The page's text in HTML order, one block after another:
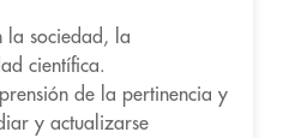
la sociedad, la
científica.
de la pertinencia y
y actualizarse